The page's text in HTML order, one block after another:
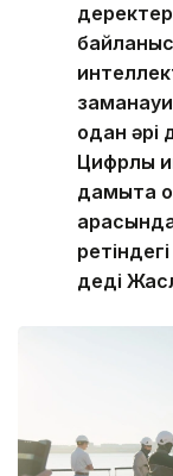
одан әрі
Цифрлық
дамыта
деді